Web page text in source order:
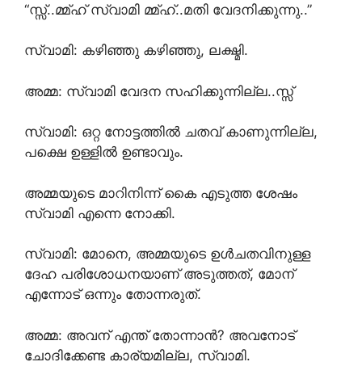
“സ്സ്..മ്മ്ഹ് സ്വാമി മ്മ്ഹ്..മതി വേദനിക്കുന്നു..”
സ്വാമി: കഴിഞ്ഞു കഴിഞ്ഞു, ലക്ഷ്മി.
അമ്മ: സ്വാമി വേദന സഹിക്കുന്നില്ല..സ്സ്
സ്വാമി: ഒറ്റ നോട്ടത്തിൽ ചതവ് കാണുന്നില്ല,
പക്ഷെ ഉള്ളിൽ ഉണ്ടാവും.
അമ്മയുടെ മാറിനിന്ന് കൈ എടുത്ത ശേഷം
സ്വാമി എന്നെ നോക്കി.
സ്വാമി: മോനെ, അമ്മയുടെ ഉൾചതവിനുള്ള
ദേഹ പരിശോധനയാണ് അടുത്തത്, മോന്
എന്നോട് ഒന്നും തോന്നരുത്.
അമ്മ: അവന് എന്ത് തോന്നാൻ? അവനോട്
ചോദിക്കേണ്ട കാര്യമില്ല, സ്വാമി.